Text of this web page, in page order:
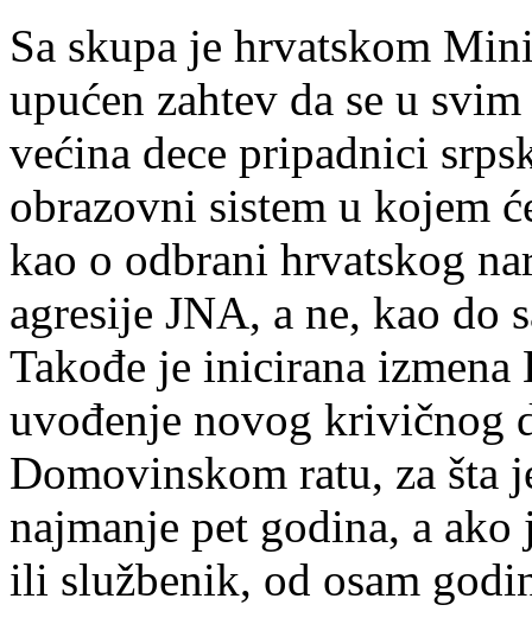
Sa skupa je hrvatskom
upućen zahtev da se u
većina dece pripadnici
obrazovni sistem u kojem
kao o odbrani hrvatskog
agresije JNA, a ne, kao do
Takođe je inicirana izmena
uvođenje novog krivičnog
Domovinskom ratu, za šta
najmanje pet godina, a
ili službenik, od osam